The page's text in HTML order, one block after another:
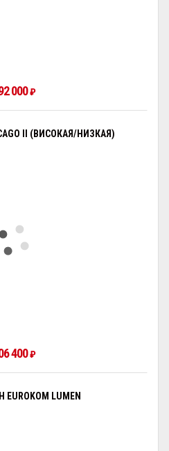
000₽
II (ВИСОКАЯ/НИЗКАЯ)
400₽
LUMEN